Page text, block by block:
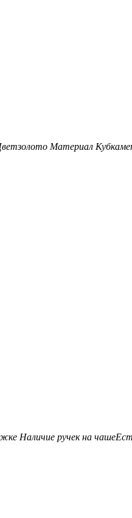
золото Материал Кубка
Наличие ручек на чаше